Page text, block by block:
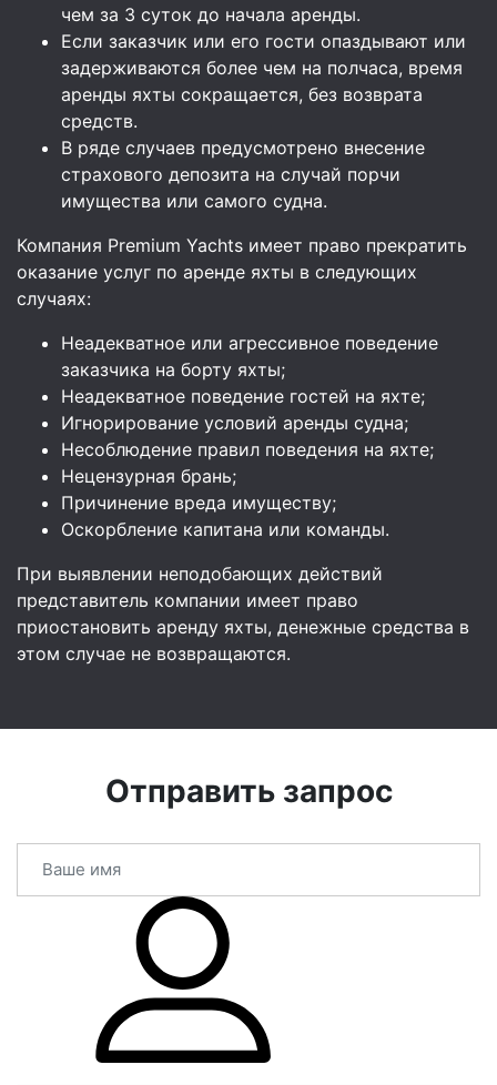
чем за 3 суток до начала аренды.
Если заказчик или его гости опаздывают или
задерживаются более чем на полчаса, время
аренды яхты сокращается, без возврата
средств.
В ряде случаев предусмотрено внесение
страхового депозита на случай порчи
имущества или самого судна.
Компания Premium Yachts имеет право прекратить
оказание услуг по аренде яхты в следующих
случаях:
Неадекватное или агрессивное поведение
заказчика на борту яхты;
Неадекватное поведение гостей на яхте;
Игнорирование условий аренды судна;
Несоблюдение правил поведения на яхте;
Нецензурная брань;
Причинение вреда имуществу;
Оскорбление капитана или команды.
При выявлении неподобающих действий
представитель компании имеет право
приостановить аренду яхты, денежные средства в
этом случае не возвращаются.
Отправить запрос